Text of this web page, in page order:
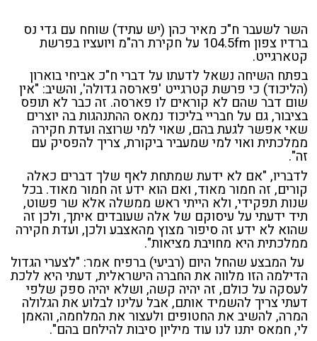
השר לשעבר ח"כ מאיר כהן (יש עתיד) שוחח עם גדי נס
ברדיו צפון 104.5fm על חקירת רה"מ ויועציו בפרשת
קטארגייט.
בפתח השיחה נשאל לדעתו על דברי ח"כ אביחי בוארון
(הליכוד) כי פרשת קטרגייט 'פארסה גדולה', והשיב: "אין
שום דבר שהם לא קוראים לו פארסה. זה כבר לא תופס
בציבור, גם על חבריי בליכוד נמאס ההתנהגות בה יוצרים
שאי אפשר לגעת בהם, שאוי למי שרוצה ועדת חקירה
ממלכתית ואוי למי שמעביר ביקורת, צריך להפסיק עם
זה".
לדבריו, "אם לא ידעת שמתחת לאף שלך דברים כאלה
קורים, זה חמור מאוד, ואם הוא ידע זה חמור מאוד.בכל
שנות תפקידי, ולא הייתי ראש ממשלה אלא שר פשוט,
תיד ידעתי על עיסוקם של אלה שעובדים איתך, ולכן זה
שהוא לא ידע זה סיפור מצוץ מהאצבע ולכן, ועדת חקירה
ממלכתית היא מחויבת מציאות".
על המבצע שהחל היום (רביעי) ברפיח אמר: "לצערי הגדול
הדילמה הזו מלווה את החברה הישראלית, דעתי היא ללכת
לעסקה על כולם, זה יהיה קשה, ושלא יהיה ספק שלפי
דעתי צריך להשמיד אותם, אבל עלינו לבלוע את הגלולה
המרה, להשיב את החטופים ולעצור את המלחמה, והאמן
לי, חמאס יתנו לנו עוד מיליון סיבות להילחם בהם".